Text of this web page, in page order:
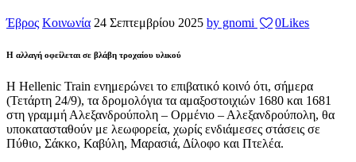
Έβρος Κοινωνία 24 Σεπτεμβρίου 2025 by gnomi 0Likes
Η αλλαγή οφείλεται σε βλάβη τροχαίου υλικού
Η Hellenic Train ενημερώνει το επιβατικό κοινό ότι, σήμερα
(Τετάρτη 24/9), τα δρομολόγια τα αμαξοστοιχιών 1680 και 1681
στη γραμμή Αλεξανδρούπολη – Ορμένιο – Αλεξανδρούπολη, θα
υποκατασταθούν με λεωφορεία, χωρίς ενδιάμεσες στάσεις σε
Πύθιο, Σάκκο, Καβύλη, Μαρασιά, Δίλοφο και Πτελέα.